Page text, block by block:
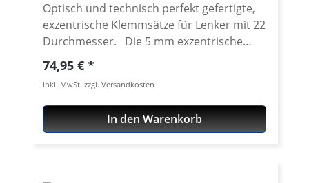
Optisch und technisch perfekt gefertigte,
exzentrische Klemmsätze für Lenker mit 22
Durchmesser. Die 5 mm exzentrische
Auslegung erlaubt die Montage des
Lenkers um +/- 5 mm Fahrer versetzt,
verglichen mit der Serien Lenkerposition.
Die aus dem Vollen Luftfahrt-Aluminium
CNC gefrästen Lenkerklemmen haben eine
Regulärer Preis:
74,95 €
inkl. MwSt. zzgl. Versandkosten
In den Warenkorb